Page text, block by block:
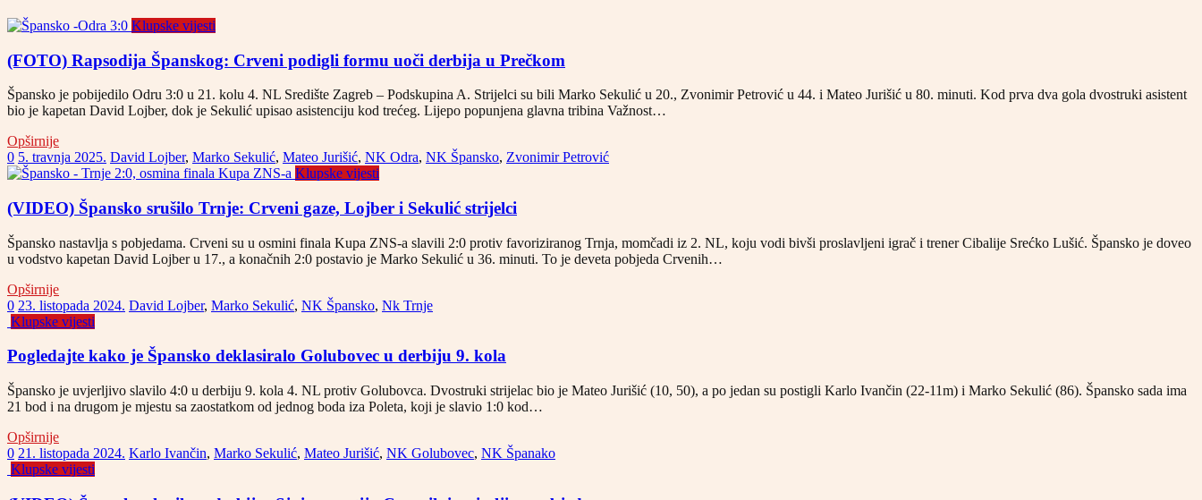
Klupske vijesti
(FOTO) Rapsodija Španskog: Crveni podigli formu uoči derbija u Prečkom
Špansko je pobijedilo Odru 3:0 u 21. kolu 4. NL Središte Zagreb – Podskupina A. Strijelci su bili Marko Sekulić u 20., Zvonimir Petrović u 44. i Mateo Jurišić u 80. minuti. Kod prva dva gola dvostruki asistent
bio je kapetan David Lojber, dok je Sekulić upisao asistenciju kod trećeg. Lijepo popunjena glavna tribina Važnost…
Opširnije
0 5. travnja 2025. David Lojber, Marko Sekulić, Mateo Jurišić, NK Odra, NK Špansko, Zvonimir Petrović
Klupske vijesti
(VIDEO) Špansko srušilo Trnje: Crveni gaze, Lojber i Sekulić strijelci
Špansko nastavlja s pobjedama. Crveni su u osmini finala Kupa ZNS-a slavili 2:0 protiv favoriziranog Trnja, momčadi iz 2. NL, koju vodi bivši proslavljeni igrač i trener Cibalije Srećko Lušić. Špansko je doveo
u vodstvo kapetan David Lojber u 17., a konačnih 2:0 postavio je Marko Sekulić u 36. minuti. To je deveta pobjeda Crvenih…
Opširnije
0 23. listopada 2024. David Lojber, Marko Sekulić, NK Špansko, Nk Trnje
Klupske vijesti
Pogledajte kako je Špansko deklasiralo Golubovec u derbiju 9. kola
Špansko je uvjerljivo slavilo 4:0 u derbiju 9. kola 4. NL protiv Golubovca. Dvostruki strijelac bio je Mateo Jurišić (10, 50), a po jedan su postigli Karlo Ivančin (22-11m) i Marko Sekulić (86). Špansko sada ima
21 bod i na drugom je mjestu sa zaostatkom od jednog boda iza Poleta, koji je slavio 1:0 kod…
Opširnije
0 21. listopada 2024. Karlo Ivančin, Marko Sekulić, Mateo Jurišić, NK Golubovec, NK Španako
Klupske vijesti